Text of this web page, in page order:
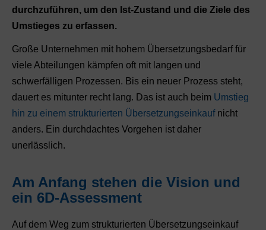
durchzuführen, um den Ist-Zustand und die Ziele des
Umstieges zu erfassen.
Große Unternehmen mit hohem Übersetzungsbedarf für
viele Abteilungen kämpfen oft mit langen und
schwerfälligen Prozessen. Bis ein neuer Prozess steht,
dauert es mitunter recht lang. Das ist auch beim Umstieg
hin zu einem strukturierten Übersetzungseinkauf nicht
anders. Ein durchdachtes Vorgehen ist daher
unerlässlich.
Am Anfang stehen die Vision und
ein 6D-Assessment
Auf dem Weg zum strukturierten Übersetzungseinkauf